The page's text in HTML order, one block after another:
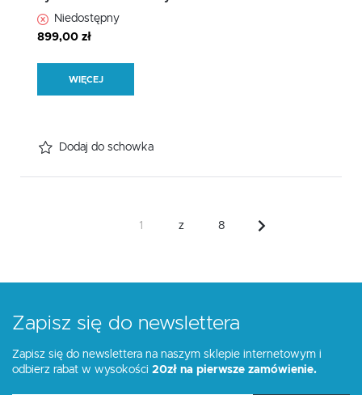
Niedostępny
899,00 zł
WIĘCEJ
Dodaj do schowka
z 8
Zapisz się do newslettera
Zapisz się do newslettera na naszym sklepie internetowym i
odbierz rabat w wysokości 20zł na pierwsze zamówienie.